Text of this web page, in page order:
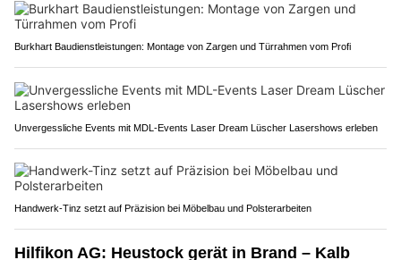
Burkhart Baudienstleistungen: Montage von Zargen und Türrahmen vom Profi
Unvergessliche Events mit MDL-Events Laser Dream Lüscher Lasershows erleben
Handwerk-Tinz setzt auf Präzision bei Möbelbau und Polsterarbeiten
Hilfikon AG: Heustock gerät in Brand – Kalb